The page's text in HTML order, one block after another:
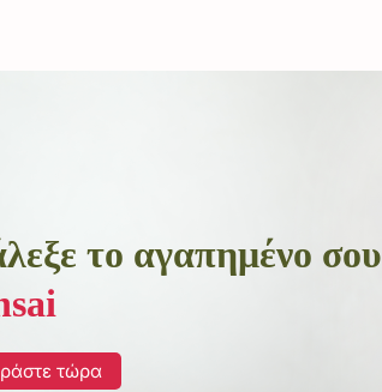
το αγαπημένο σου
τώρα